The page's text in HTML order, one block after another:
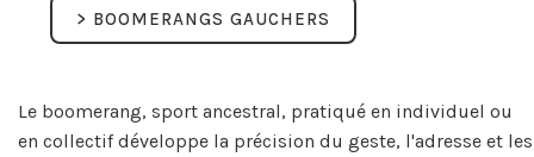
> BOOMERANGS GAUCHERS
Le boomerang, sport ancestral, pratiqué en individuel ou
en collectif développe la précision du geste, l'adresse et les